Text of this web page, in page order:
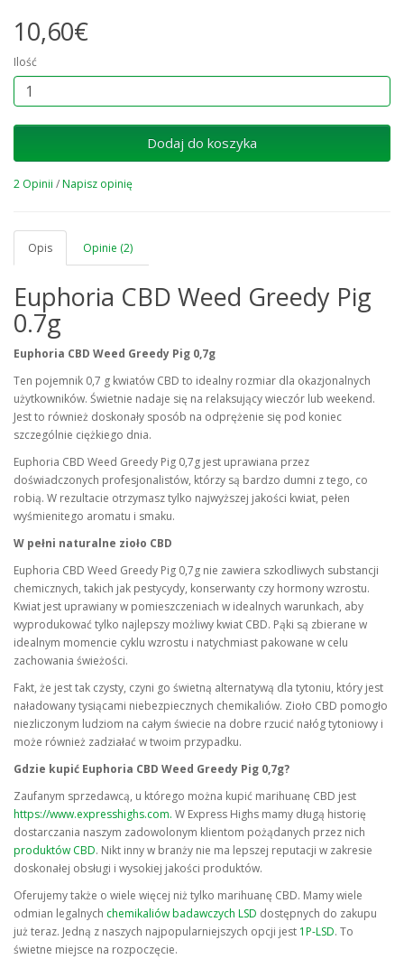
10,60€
Ilość
Dodaj do koszyka
2 Opinii /Napisz opinię
Opis Opinie (2)
Euphoria CBD Weed Greedy Pig
0.7g
Euphoria CBD Weed Greedy Pig 0,7g
Ten pojemnik 0,7 g kwiatów CBD to idealny rozmiar dla okazjonalnych
użytkowników. Świetnie nadaje się na relaksujący wieczór lub weekend.
Jest to również doskonały sposób na odprężenie się pod koniec
szczególnie ciężkiego dnia.
Euphoria CBD Weed Greedy Pig 0,7g jest uprawiana przez
doświadczonych profesjonalistów, którzy są bardzo dumni z tego, co
robią. W rezultacie otrzymasz tylko najwyższej jakości kwiat, pełen
wyśmienitego aromatu i smaku.
W pełni naturalne zioło CBD
Euphoria CBD Weed Greedy Pig 0,7g nie zawiera szkodliwych substancji
chemicznych, takich jak pestycydy, konserwanty czy hormony wzrostu.
Kwiat jest uprawiany w pomieszczeniach w idealnych warunkach, aby
wyprodukować tylko najlepszy możliwy kwiat CBD. Pąki są zbierane w
idealnym momencie cyklu wzrostu i natychmiast pakowane w celu
zachowania świeżości.
Fakt, że jest tak czysty, czyni go świetną alternatywą dla tytoniu, który jest
naładowany tysiącami niebezpiecznych chemikaliów. Zioło CBD pomogło
niezliczonym ludziom na całym świecie na dobre rzucić nałóg tytoniowy i
może również zadziałać w twoim przypadku.
Gdzie kupić Euphoria CBD Weed Greedy Pig 0,7g?
Zaufanym sprzedawcą, u którego można kupić marihuanę CBD jest
https://www.expresshighs.com. W Express Highs mamy długą historię
dostarczania naszym zadowolonym klientom pożądanych przez nich
produktów CBD. Nikt inny w branży nie ma lepszej reputacji w zakresie
doskonałej obsługi i wysokiej jakości produktów.
Oferujemy także o wiele więcej niż tylko marihuanę CBD. Mamy wiele
odmian legalnych chemikaliów badawczych LSD dostępnych do zakupu
już teraz. Jedną z naszych najpopularniejszych opcji jest 1P-LSD. To
świetne miejsce na rozpoczęcie.